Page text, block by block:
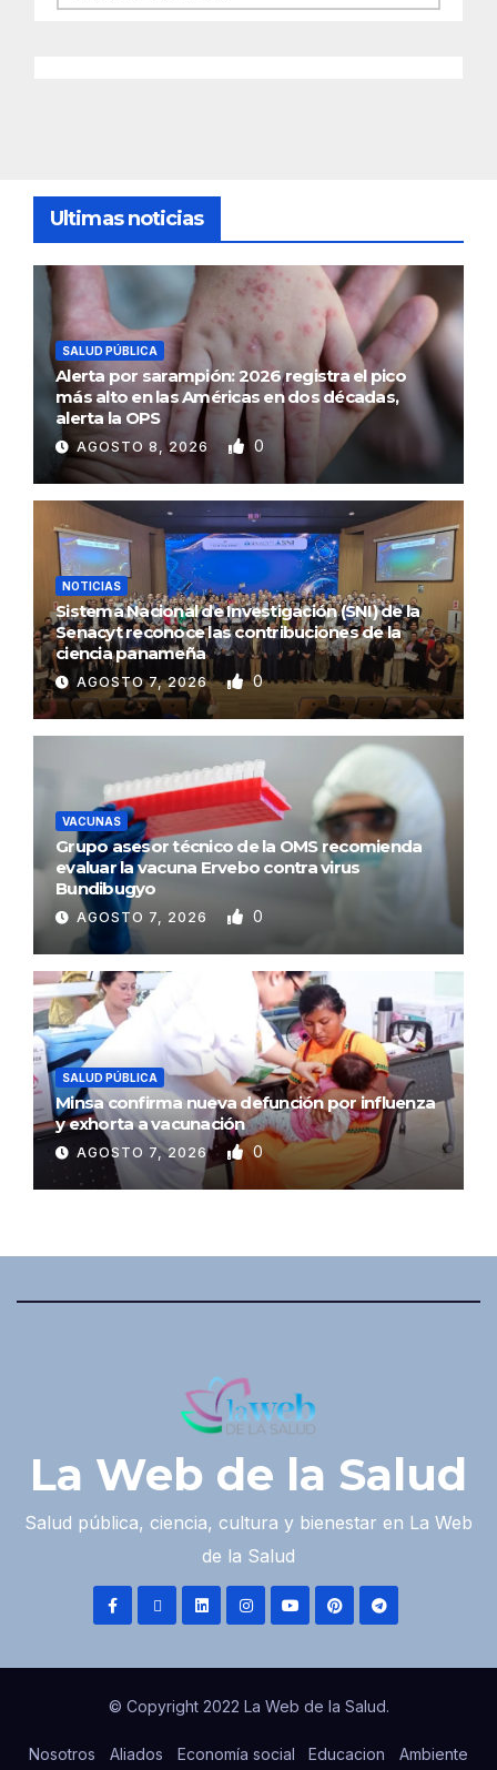
Ultimas noticias
SALUD PÚBLICA
Alerta por sarampión: 2026 registra el pico
más alto en las Américas en dos décadas,
alerta la OPS
AGOSTO 8, 2026 0
NOTICIAS
Sistema Nacional de Investigación (SNI) de la
Senacyt reconoce las contribuciones de la
ciencia panameña
AGOSTO 7, 2026 0
VACUNAS
Grupo asesor técnico de la OMS recomienda
evaluar la vacuna Ervebo contra virus
Bundibugyo
AGOSTO 7, 2026 0
SALUD PÚBLICA
Minsa confirma nueva defunción por influenza
y exhorta a vacunación
AGOSTO 7, 2026 0
La Web de la Salud
Salud pública, ciencia, cultura y bienestar en La Web
de la Salud
© Copyright 2022 La Web de la Salud.
Nosotros Aliados Economía social Educacion Ambiente